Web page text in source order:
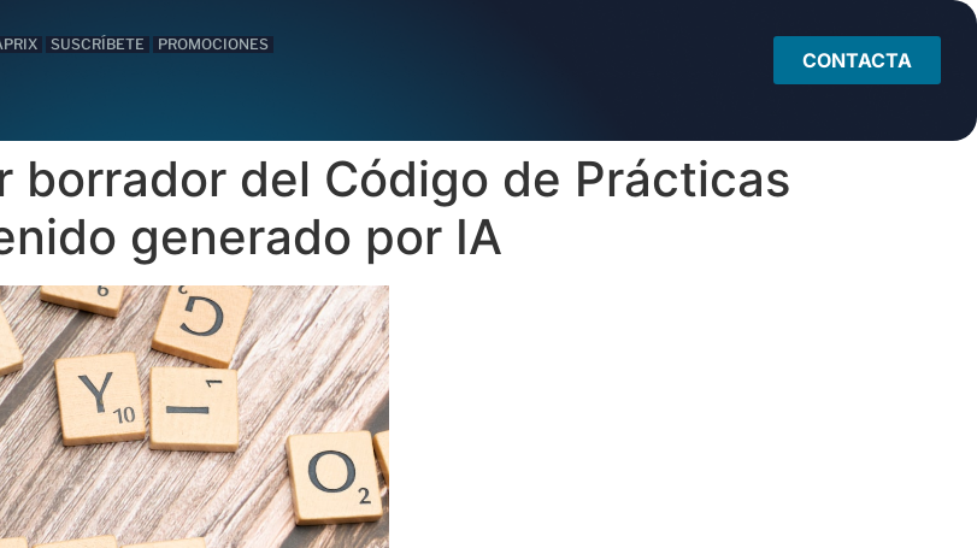
CONTACTA
SUSCRÍBETE PROMOCIONES
borrador del Código de Prácticas
generado por IA